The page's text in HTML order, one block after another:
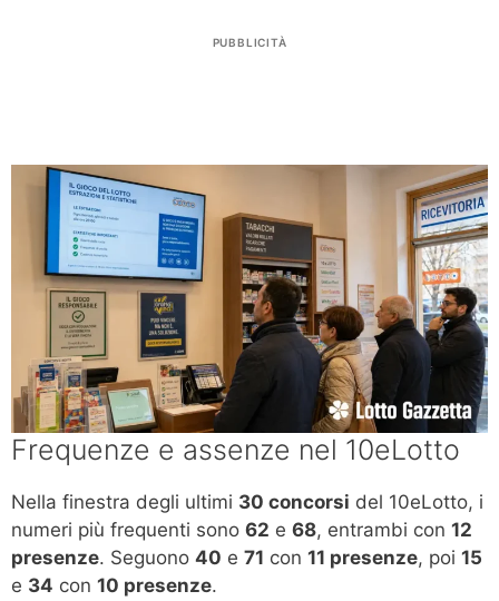
PUBBLICITÀ
Frequenze e assenze nel 10eLotto
Nella finestra degli ultimi 30 concorsi del 10eLotto, i
numeri più frequenti sono 62 e 68, entrambi con 12
presenze. Seguono 40 e 71 con 11 presenze, poi 15
e 34 con 10 presenze.